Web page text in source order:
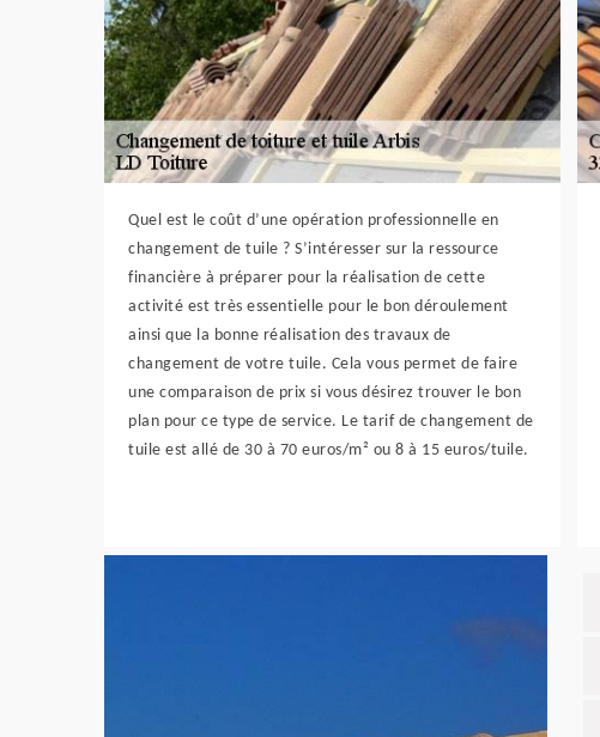
Quel est le coût d’une opération professionnelle en
changement de tuile ? S’intéresser sur la ressource
financière à préparer pour la réalisation de cette
activité est très essentielle pour le bon déroulement
ainsi que la bonne réalisation des travaux de
changement de votre tuile. Cela vous permet de faire
une comparaison de prix si vous désirez trouver le bon
plan pour ce type de service. Le tarif de changement de
tuile est allé de 30 à 70 euros/m² ou 8 à 15 euros/tuile.